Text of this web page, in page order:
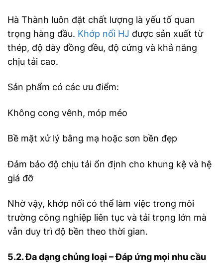
Hà Thành luôn đặt chất lượng là yếu tố quan
trọng hàng đầu. Khớp nối HJ được sản xuất từ
thép, độ dày đồng đều, độ cứng và khả năng
chịu tải cao.
Sản phẩm có các ưu điểm:
Không cong vênh, móp méo
Bề mặt xử lý bằng mạ hoặc sơn bền đẹp
Đảm bảo độ chịu tải ổn định cho khung kệ và hệ
giá đỡ
Nhờ vậy, khớp nối có thể làm việc trong môi
trường công nghiệp liên tục và tải trọng lớn mà
vẫn duy trì độ bền theo thời gian.
5.2. Đa dạng chủng loại – Đáp ứng mọi nhu cầu